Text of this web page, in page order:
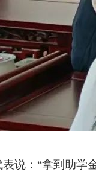
：“拿到助学金